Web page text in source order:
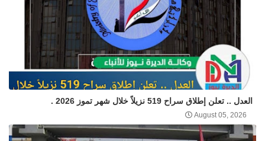
العدل .. تعلن إطلاق سراح 519 نزيلاً خلال شهر تموز 2026 .
August 05, 2026